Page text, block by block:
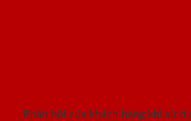
Phản hồi của khách hàng khi sử